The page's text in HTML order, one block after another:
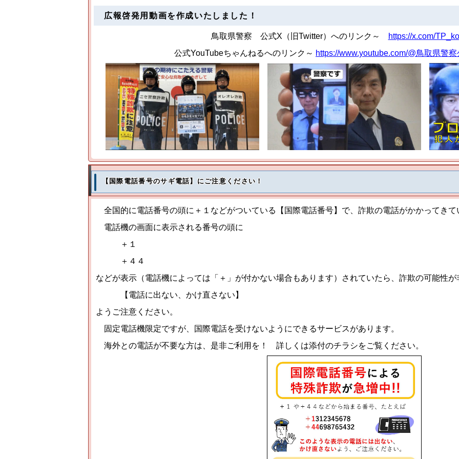
広報啓発用動画を作成いたしました！
鳥取県警察 公式X（旧Twitter）へのリンク～
https://x.com/
公式YouTubeちゃんねるへのリンク～ https://www.youtube.com/@鳥取県警
【国際電話番号のサギ電話】にご注意ください！
全国的に電話番号の頭に＋１などがついている【国際電話番号】で、詐欺の電話がかかってきて
電話機の画面に表示される番号の頭に
＋１
＋４４
などが表示（電話機によっては「＋」が付かない場合もあります）されていたら、詐欺の可能性が
【電話に出ない、かけ直さない】
ようご注意ください。
固定電話機限定ですが、国際電話を受けないようにできるサービスがあります。
海外との電話が不要な方は、是非ご利用を！ 詳しくは添付のチラシをご覧ください。